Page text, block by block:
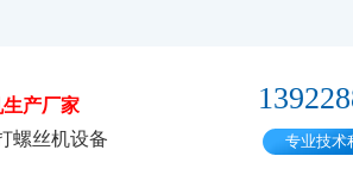
生产厂家
螺丝机设备
专业技术